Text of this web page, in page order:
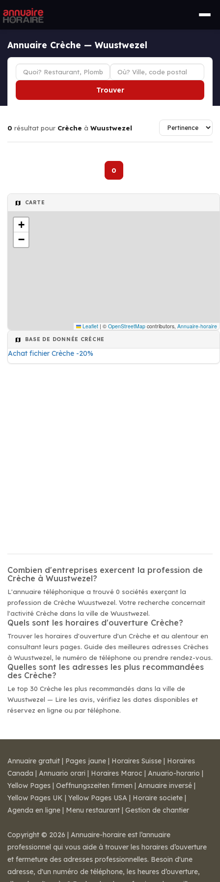
Annuaire Crèche — Wuustwezel
Trouver
0 résultat pour Crèche à Wuustwezel
0
CARTE
+
−
Leaflet | © OpenStreetMap contributors, Annuaire-horaire
BASE DE DONNÉE CRÈCHE
Achat fichier Crèche -20%
Combien d'entreprises exercent la profession de
Crèche à Wuustwezel?
L'annuaire téléphonique a trouvé 0 sociétés exerçant la
profession de Crèche Wuustwezel. Votre recherche concernait
l'activité Crèche dans la ville de Wuustwezel.
Quels sont les horaires d'ouverture Crèche?
Trouver les horaires d'ouverture d'un Crèche et au alentour en
consultant leurs pages. Guide des meilleures adresses Crèches
à Wuustwezel, le numéro de téléphone ou prendre rendez-vous.
Quelles sont les adresses les plus recommandées
des Crèche?
Le top 30 Crèche les plus recommandés dans la ville de
Wuustwezel — Lire les avis, vérifiez les dates disponibles et
réservez en ligne ou par téléphone.
Annuaire gratuit | Pages jaune | Horaires Suisse | Horaires
Canada | Annuario orari | Horaires Maroc | Anuario-horario |
Yellow Pages | Oeffnungszeiten firmen | Annuaire inversé |
Yellow Pages UK | Yellow Pages USA | Horaire societe |
Agenda en ligne | Menu restaurant | Gestion de chantier
Copyright © 2026 | Annuaire-horaire est l’annuaire
professionnel qui vous aide à trouver les horaires d’ouverture
et fermeture des adresses professionnelles. Besoin d'une
adresse, d'un numéro de téléphone, les heures d’ouverture,